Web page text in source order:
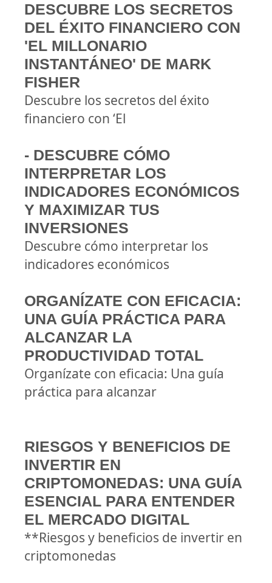
DESCUBRE LOS SECRETOS
DEL ÉXITO FINANCIERO CON
'EL MILLONARIO
INSTANTÁNEO' DE MARK
FISHER
Descubre los secretos del éxito
financiero con ‘El
- DESCUBRE CÓMO
INTERPRETAR LOS
INDICADORES ECONÓMICOS
Y MAXIMIZAR TUS
INVERSIONES
Descubre cómo interpretar los
indicadores económicos
ORGANÍZATE CON EFICACIA:
UNA GUÍA PRÁCTICA PARA
ALCANZAR LA
PRODUCTIVIDAD TOTAL
Organízate con eficacia: Una guía
práctica para alcanzar
RIESGOS Y BENEFICIOS DE
INVERTIR EN
CRIPTOMONEDAS: UNA GUÍA
ESENCIAL PARA ENTENDER
EL MERCADO DIGITAL
**Riesgos y beneficios de invertir en
criptomonedas